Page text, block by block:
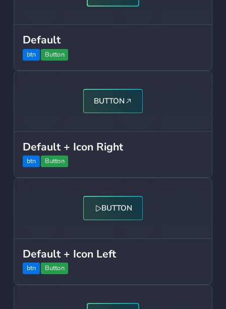
Default
btn Button
BUTTON
Default + Icon Right
btn Button
BUTTON
Default + Icon Left
btn Button